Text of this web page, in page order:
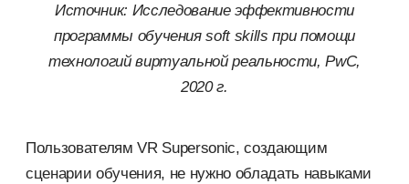
Источник: Исследование эффективности
программы обучения soft skills при помощи
технологий виртуальной реальности, PwC,
2020 г.
Пользователям VR Supersonic, создающим
сценарии обучения, не нужно обладать навыками